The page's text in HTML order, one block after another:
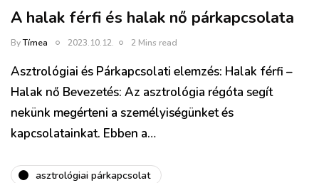
A halak férfi és halak nő párkapcsolata
ByTímea 2023.10.12. 2 Mins read
Asztrológiai és Párkapcsolati elemzés: Halak férfi –
Halak nő Bevezetés: Az asztrológia régóta segít
nekünk megérteni a személyiségünket és
kapcsolatainkat. Ebben a…
asztrológiai párkapcsolat